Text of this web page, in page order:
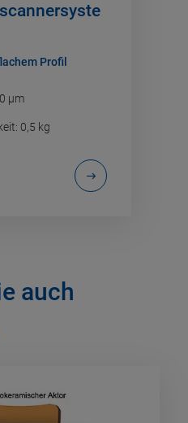
Profil
µm
0,5 kg
auch